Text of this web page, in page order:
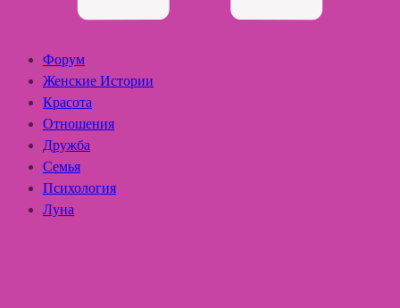
Форум
Женские Истории
Красота
Отношения
Дружба
Семья
Психология
Луна